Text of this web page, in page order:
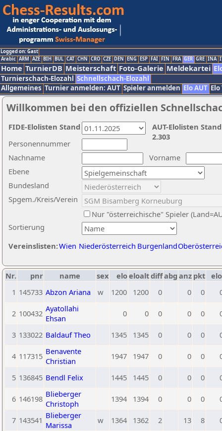
Logged on: Gast
Arabic ARM AZE BIH BUL CAT CHN CRO CZE DEN ENG ESP FAI FIN FRA GER GRE INA
Home TurnierDB Meisterschaft Foto-Galerie Meldekartei
Turnierschach-Elozahl Schnellschach-Elozahl
Allgemeines Turnier anmelden: AUT Spieler anmelden Elo AUT
Willkommen bei den offiziellen
Nachname
Vorname
Ebene
Sortierung
Personennummer
Bundesland
Spgem./Kreis/Verein
Nur "österreichische" Spieler
Vereinslisten:Wien Niederösterreich Burgenland
AUT-Elolisten
2.303
FIDE-Elolisten Stand
Nr. pnr name sex eloeloaltdiffabg anz pkt
1 145733 Abzon Ariana w 1200 1200 0 0 0
2 100432 Ayatollahi
Ehsan
0 0 0 0 0
3 133022 Baldauf Theo 1345 1345 0 0 0
4 117315 Benavente
Christian
1947 1947 0 0 0
5 136845 Bendl Felix 1445 1445 0 0 0
6 146198 Blieberger
Christoph
1394 1394 0 0 0
7 143541 Blieberger
Marissa
w 1364 1362 2 13 8